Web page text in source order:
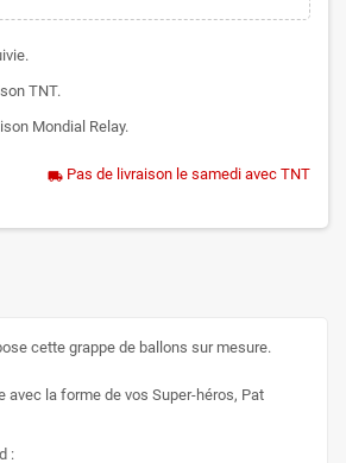
TNT.
Mondial Relay.
local_shipping Pas de livraison le samedi avec TNT
cette grappe de ballons sur mesure.
avec la forme de vos Super-héros, Pat
: